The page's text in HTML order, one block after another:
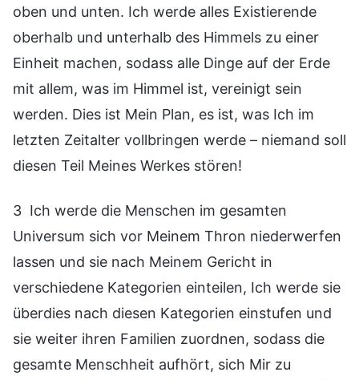
oben und unten. Ich werde alles Existierende
oberhalb und unterhalb des Himmels zu einer
Einheit machen, sodass alle Dinge auf der Erde
mit allem, was im Himmel ist, vereinigt sein
werden. Dies ist Mein Plan, es ist, was Ich im
letzten Zeitalter vollbringen werde – niemand soll
diesen Teil Meines Werkes stören!
3 Ich werde die Menschen im gesamten
Universum sich vor Meinem Thron niederwerfen
lassen und sie nach Meinem Gericht in
verschiedene Kategorien einteilen, Ich werde sie
überdies nach diesen Kategorien einstufen und
sie weiter ihren Familien zuordnen, sodass die
gesamte Menschheit aufhört, sich Mir zu